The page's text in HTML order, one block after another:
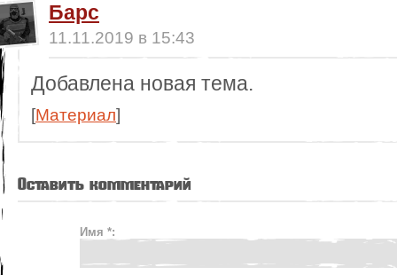
Барс
11.11.2019 в 15:43
Добавлена новая тема.
[Материал]
Оставить комментарий
Имя *: